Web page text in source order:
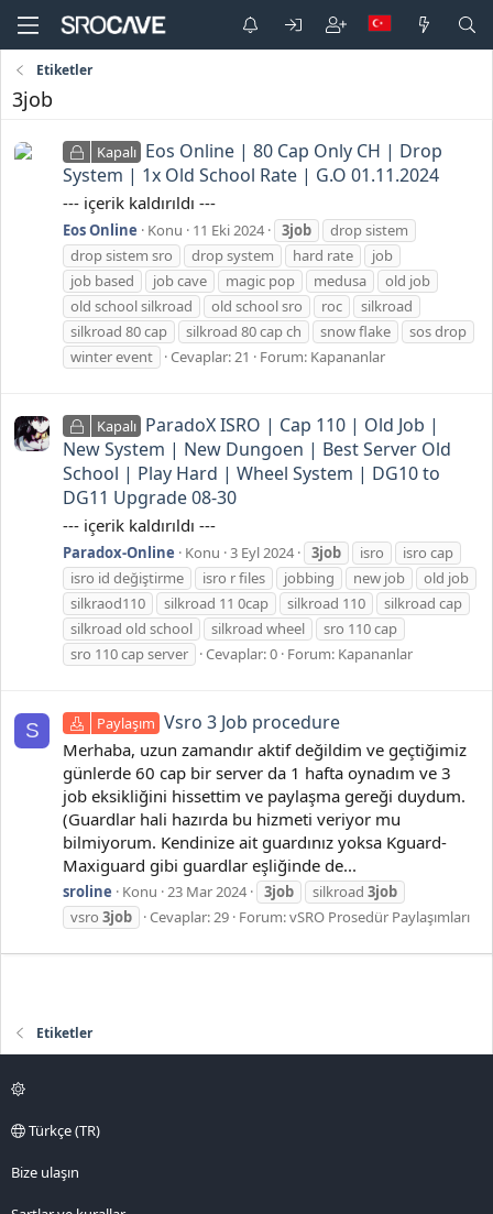
Etiketler
3job
Kapalı Eos Online | 80 Cap Only CH | Drop
System | 1x Old School Rate | G.O 01.11.2024
--- içerik kaldırıldı ---
Eos Online Konu 11 Eki 2024 3job
drop sistem
drop sistem sro
drop system hard rate
job
job based
job cave magic pop medusa
old job
old school silkroad
old school sro roc
silkroad
silkroad 80 cap
silkroad 80 cap ch snow flake
sos drop
winter event
Cevaplar: 21 Forum: Kapananlar
Kapalı ParadoX ISRO | Cap 110 | Old Job |
New System | New Dungoen | Best Server Old
School | Play Hard | Wheel System | DG10 to
DG11 Upgrade 08-30
--- içerik kaldırıldı ---
Paradox-Online Konu 3 Eyl 2024 3job isro
isro cap
isro id değiştirme
isro r files jobbing new job
old job
silkraod110
silkroad 11 0cap silkroad 110
silkroad cap
silkroad old school
silkroad wheel
sro 110 cap
sro 110 cap server
Cevaplar: 0 Forum: Kapananlar
S Paylaşım Vsro 3 Job procedure
Merhaba, uzun zamandır aktif değildim ve geçtiğimiz
günlerde 60 cap bir server da 1 hafta oynadım ve 3
job eksikliğini hissettim ve paylaşma gereği duydum.
(Guardlar hali hazırda bu hizmeti veriyor mu
bilmiyorum. Kendinize ait guardınız yoksa Kguard-
Maxiguard gibi guardlar eşliğinde de...
sroline Konu 23 Mar 2024 3job silkroad 3job
vsro 3job Cevaplar: 29 Forum:vSRO Prosedür Paylaşımları
Etiketler
Türkçe (TR)
Bize ulaşın